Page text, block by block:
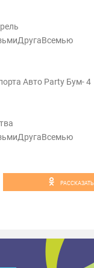
Aвто Party Бум- 4
в связи с погодными
сетях.
РАССКАЗАТЬ